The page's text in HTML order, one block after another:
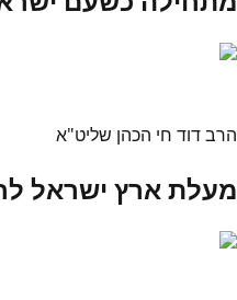
הרב דוד חי הכהן שליט"א
מעלת ארץ ישראל